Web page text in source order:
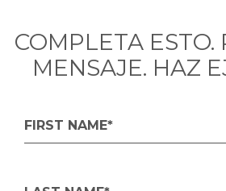
COMPLETA ESTO.
MENSAJE. HAZ
FIRST NAME*